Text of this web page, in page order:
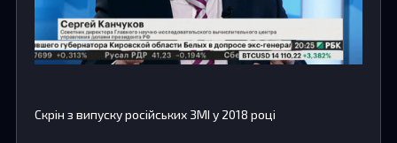
Скрін з випуску російських ЗМІ у 2018 році